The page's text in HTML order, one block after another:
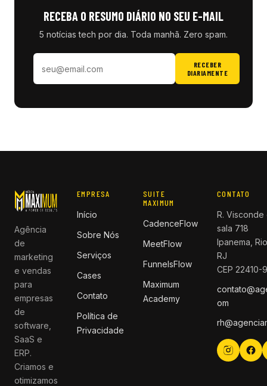
RECEBA O RESUMO DIÁRIO NO SEU E-MAIL
5 notícias tech por dia. Toda manhã. Zero spam.
RECEBER
DIARIAMENTE
Agência
de
marketing
e vendas
para
empresas
de
software,
SaaS e
ERP.
Criamos e
otimizamos
EMPRESA
Início
Sobre Nós
Serviços
Cases
Contato
Política de
Privacidade
SUITE
MAXIMUM
CadenceFlow
MeetFlow
FunnelsFlow
Maximum
Academy
CONTATO
R.
sala 718
Ipanema,
RJ
CEP 22410-
om